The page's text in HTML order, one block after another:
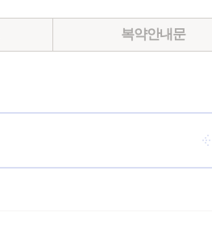
복약안내문